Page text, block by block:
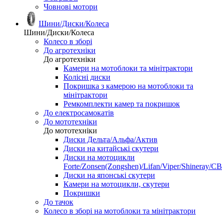
Човнові мотори
Шини/Диски/Колеса
Шини/Диски/Колеса
Колесо в зборі
До агротехніки
До агротехніки
Камери на мотоблоки та мінітрактори
Колісні диски
Покришка з камерою на мотоблоки та
мінітрактори
Ремкомплекти камер та покришок
До електросамокатів
До мототехніки
До мототехніки
Диски Дельта/Альфа/Актив
Диски на китайські скутери
Диски на мотоцикли
Forte/Zonsen(Zongshen)/Lifan/Viper/Shineray/CB
Диски на японські скутери
Камери на мотоцикли, скутери
Покришки
До тачок
Колесо в зборі на мотоблоки та мінітрактори